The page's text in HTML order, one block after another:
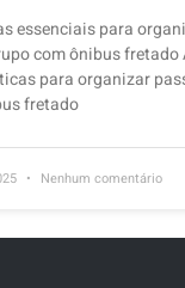
essenciais para
com ônibus fretado
para organizar
fretado
Nenhum comentário